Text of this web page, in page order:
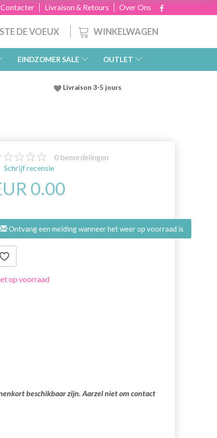
Over Ons
Livraison & Retours
WINKELWAGEN
DE VOEUX
EINDZOMER SALE OUTLET
Livraison 3-5 jours
0 beoordelingen
Schrijf recensie
0.00
Ontvang een melding wanneer het weer op voorraad is
op voorraad
beschikbaar zijn. Aarzel niet om contact